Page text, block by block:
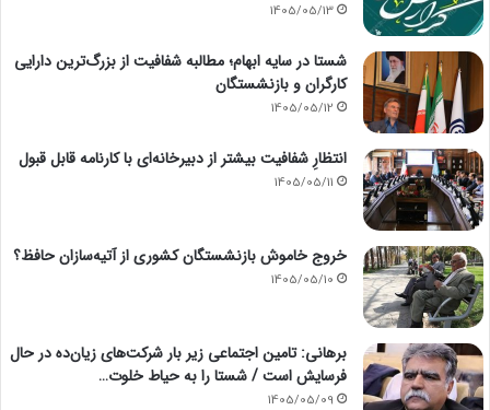
1405/05/13
شستا در سایه ابهام؛ مطالبه شفافیت از بزرگ‌ترین دارایی
کارگران و بازنشستگان
1405/05/12
انتظارِ شفافیت بیشتر از دبیرخانه‌ای با کارنامه قابل قبول
1405/05/11
خروج خاموش بازنشستگان کشوری از آتیه‌سازان حافظ؟
1405/05/10
برهانی: تامین اجتماعی زیر بار شرکت‌های زیان‌ده در حال
فرسایش است / شستا را به حیاط خلوت…
1405/05/09